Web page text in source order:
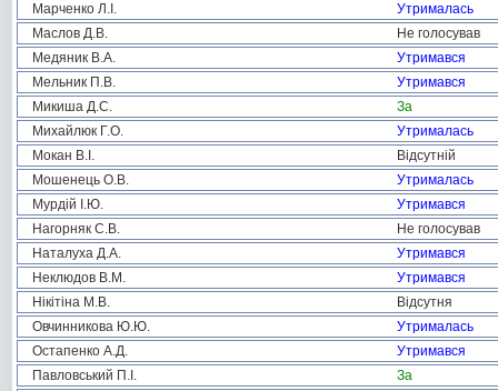
Марченко Л.І.
Утрималась
Маслов Д.В.
Не голосував
Медяник В.А.
Утримався
Мельник П.В.
Утримався
Микиша Д.С.
За
Михайлюк Г.О.
Утрималась
Мокан В.І.
Відсутній
Мошенець О.В.
Утрималась
Мурдій І.Ю.
Утримався
Нагорняк С.В.
Не голосував
Наталуха Д.А.
Утримався
Неклюдов В.М.
Утримався
Нікітіна М.В.
Відсутня
Овчинникова Ю.Ю.
Утрималась
Остапенко А.Д.
Утримався
Павловський П.І.
За